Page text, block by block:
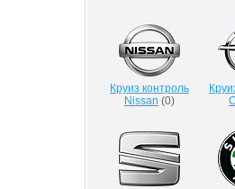
Круиз контроль
Nissan (0)